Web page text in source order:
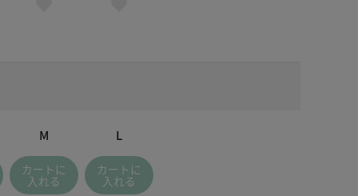
M
カートに
入れる
L
カートに
入れる